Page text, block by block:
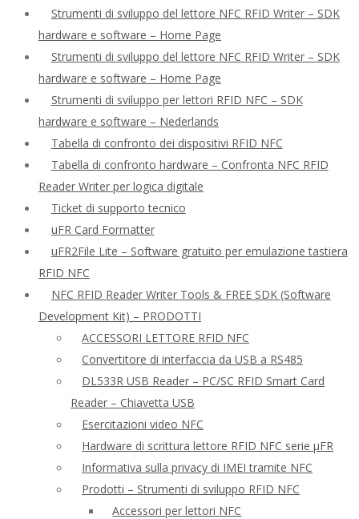
Strumenti di sviluppo del lettore NFC RFID Writer – SDK
hardware e software – Home Page
Strumenti di sviluppo del lettore NFC RFID Writer – SDK
hardware e software – Home Page
Strumenti di sviluppo per lettori RFID NFC – SDK
hardware e software – Nederlands
Tabella di confronto dei dispositivi RFID NFC
Tabella di confronto hardware – Confronta NFC RFID
Reader Writer per logica digitale
Ticket di supporto tecnico
uFR Card Formatter
uFR2File Lite – Software gratuito per emulazione tastiera
RFID NFC
NFC RFID Reader Writer Tools & FREE SDK (Software
Development Kit) – PRODOTTI
ACCESSORI LETTORE RFID NFC
Convertitore di interfaccia da USB a RS485
DL533R USB Reader – PC/SC RFID Smart Card
Reader – Chiavetta USB
Esercitazioni video NFC
Hardware di scrittura lettore RFID NFC serie μFR
Informativa sulla privacy di IMEI tramite NFC
Prodotti – Strumenti di sviluppo RFID NFC
Accessori per lettori NFC